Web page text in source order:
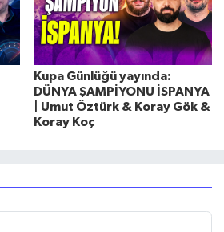
Kupa Günlüğü yayında:
DÜNYA ŞAMPİYONU İSPANYA
| Umut Öztürk & Koray Gök &
Koray Koç